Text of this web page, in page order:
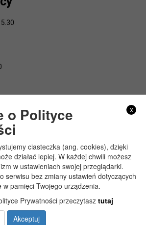
© Urząd Gminy Wojcieszków
x
o Polityce
ciasteczka (ang. cookies), dzięki
działać lepiej. W każdej chwili możesz
w ustawieniach swojej przeglądarki.
serwisu bez zmiany ustawień dotyczących
w pamięci Twojego urządzenia.
Prywatności przeczytasz tutaj
Akceptuj